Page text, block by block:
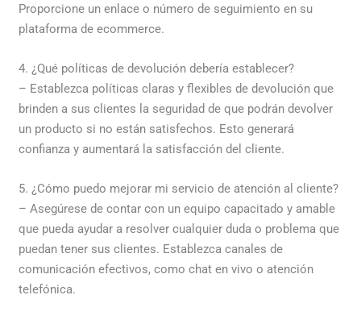
Proporcione un enlace o número de seguimiento en su
plataforma de ecommerce.
4. ¿Qué políticas de devolución debería establecer?
– Establezca políticas claras y flexibles de devolución que
brinden a sus clientes la seguridad de que podrán devolver
un producto si no están satisfechos. Esto generará
confianza y aumentará la satisfacción del cliente.
5. ¿Cómo puedo mejorar mi servicio de atención al cliente?
– Asegúrese de contar con un equipo capacitado y amable
que pueda ayudar a resolver cualquier duda o problema que
puedan tener sus clientes. Establezca canales de
comunicación efectivos, como chat en vivo o atención
telefónica.